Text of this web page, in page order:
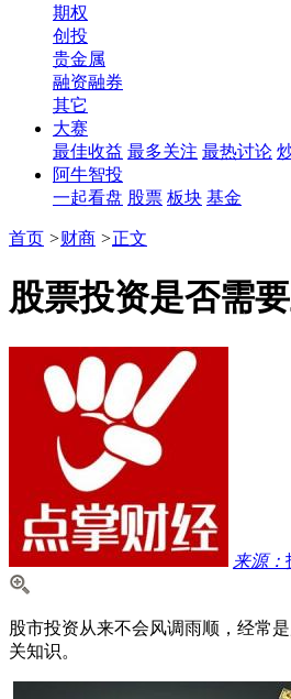
期权
创投
贵金属
融资融券
其它
大赛
最佳收益 最多关注 最热讨论
阿牛智投
一起看盘 股票 板块 基金
首页 >财商 >正文
股票投资是否需
来源：
股市投资从来不会风调雨顺，经常
关知识。